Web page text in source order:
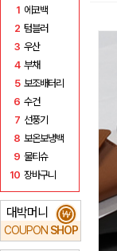
1 에코백
2 텀블러
3 우산
4 부채
5 보조배터리
6 수건
7 선풍기
8 보온보냉백
9 물티슈
10 장바구니
대박머니
COUPON SHOP
₩